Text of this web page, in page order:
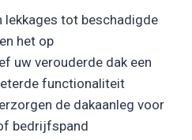
lekkages tot beschadigde
het op
uw verouderde dak een
functionaliteit
de dakaanleg voor
bedrijfspand